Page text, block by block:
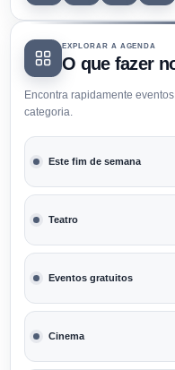
EXPLORAR A AGENDA
O que fazer
Encontra rapidamente
categoria.
Este fim de semana
Teatro
Eventos gratuitos
Cinema